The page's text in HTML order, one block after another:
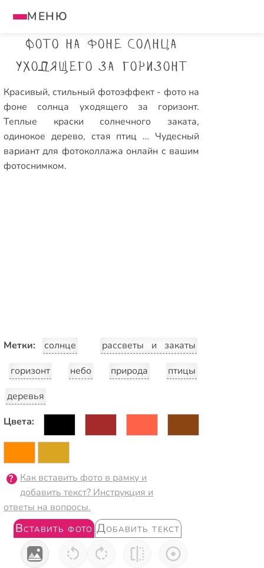
МЕНЮ
Фото на фоне солнца
уходящего за горизонт
Красивый, стильный фотоэффект - фото на
фоне солнца уходящего за горизонт.
Теплые краски солнечного заката,
одинокое дерево, стая птиц … Чудесный
вариант для фотоколлажа онлайн с вашим
фотоснимком.
Метки: солнце
рассветы и закаты
горизонт
небо природа
птицы
деревья
Цвета:
Как вставить фото в рамку и
добавить текст? Инструкция и
ответы на вопросы.
Вставить фото Добавить текст